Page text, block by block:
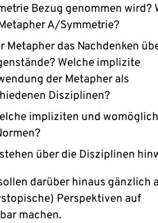
Bezug genommen wird?
A/Symmetrie?
Metapher das Nachdenken
Welche implizite
der Metapher als
Disziplinen?
impliziten und womöglich
über die Disziplinen
darüber hinaus gänzlich
Perspektiven auf
machen.